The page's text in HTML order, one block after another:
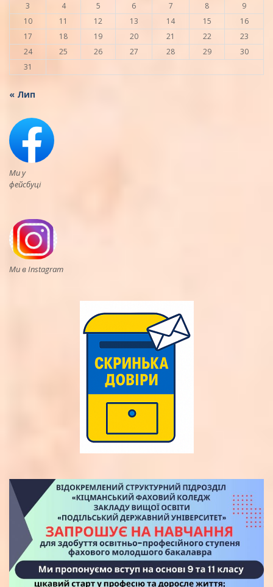
3
4 5 6 7 8
9
10
11 12 13 14 15
16
17
18 19 20 21 22
23
24
25 26 27 28 29
30
31
« Лип
Ми у
фейсбуці
Ми в Instagram